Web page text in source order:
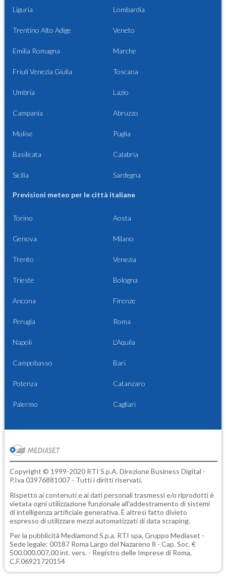
Liguria Lombardia
Trentino Alto Adige Veneto
Emilia Romagna Marche
Friuli Venezia Giulia Toscana
Umbria Lazio
Campania Abruzzo
Molise Puglia
Basilicata Calabria
Sicilia Sardegna
Previsioni meteo per le città italiane
Torino Aosta
Genova Milano
Trento Venezia
Trieste Bologna
Ancona Firenze
Perugia Roma
Napoli L'Aquila
Campobasso Bari
Potenza Catanzaro
Palermo Cagliari
Copyright © 1999-2020 RTI S.p.A. Direzione Business Digital -
P.Iva 03976881007 - Tutti i diritti riservati.
Rispetto ai contenuti e ai dati personali trasmessi e/o riprodotti è
vietata ogni utilizzazione funzionale all'addestramento di sistemi
di intelligenza artificiale generativa. È altresì fatto divieto
espresso di utilizzare mezzi automatizzati di data scraping.
Per la pubblicità Mediamond S.p.a. RTI spa, Gruppo Mediaset -
Sede legale: 00187 Roma Largo del Nazareno 8 - Cap. Soc. €
500.000.007,00 int. vers. - Registro delle Imprese di Roma,
C.F.06921720154